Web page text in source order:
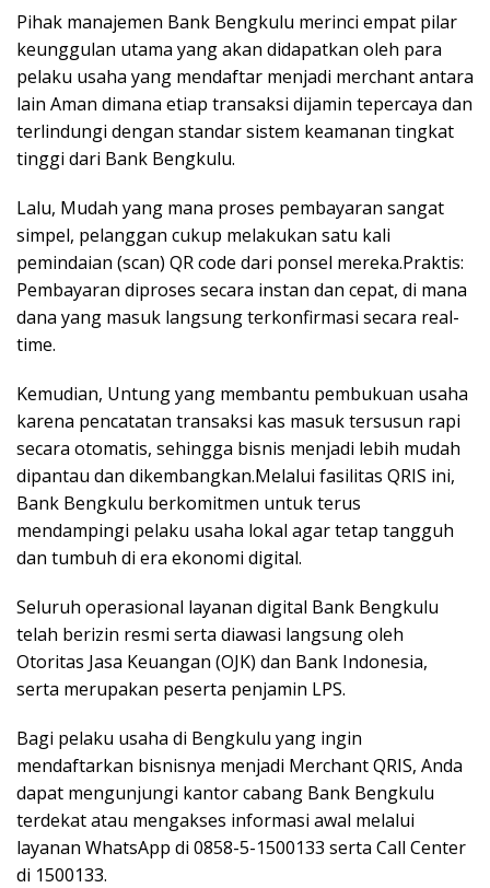
Pihak manajemen Bank Bengkulu merinci empat pilar
keunggulan utama yang akan didapatkan oleh para
pelaku usaha yang mendaftar menjadi merchant antara
lain Aman dimana etiap transaksi dijamin tepercaya dan
terlindungi dengan standar sistem keamanan tingkat
tinggi dari Bank Bengkulu.
Lalu, Mudah yang mana proses pembayaran sangat
simpel, pelanggan cukup melakukan satu kali
pemindaian (scan) QR code dari ponsel mereka.Praktis:
Pembayaran diproses secara instan dan cepat, di mana
dana yang masuk langsung terkonfirmasi secara real-
time.
Kemudian, Untung yang membantu pembukuan usaha
karena pencatatan transaksi kas masuk tersusun rapi
secara otomatis, sehingga bisnis menjadi lebih mudah
dipantau dan dikembangkan.Melalui fasilitas QRIS ini,
Bank Bengkulu berkomitmen untuk terus
mendampingi pelaku usaha lokal agar tetap tangguh
dan tumbuh di era ekonomi digital.
Seluruh operasional layanan digital Bank Bengkulu
telah berizin resmi serta diawasi langsung oleh
Otoritas Jasa Keuangan (OJK) dan Bank Indonesia,
serta merupakan peserta penjamin LPS.
Bagi pelaku usaha di Bengkulu yang ingin
mendaftarkan bisnisnya menjadi Merchant QRIS, Anda
dapat mengunjungi kantor cabang Bank Bengkulu
terdekat atau mengakses informasi awal melalui
layanan WhatsApp di 0858-5-1500133 serta Call Center
di 1500133.